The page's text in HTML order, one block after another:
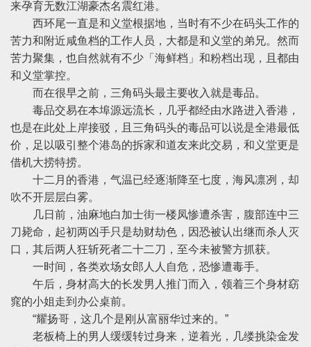
来孕育无数江湖豪杰名震红港。
西环尾一直是和义堂根据地，当时有不少在码头工作的
苦力和附近咸鱼档的工作人员，大都是和义堂的弟兄。然而
苦力聚集，也自然就有不少「海鲜档」和粉档出现，且都由
和义堂掌控。
而在很早之前，三角码头最主要收入就是毒品。
毒品交易在本埠源远流长，几乎都经由水路进入香港，
也是在此处上岸接驳，且三角码头的毒品可以说是全港最低
价，足以吸引整个港岛的拆家和道友来此交易，和义堂更是
借机大捞特捞。
十二月的香港，气温已经逐渐降至七度，海风凛冽，却
吹不开层层白雾。
几日前，油麻地白加士街一楼凤惨遭杀害，腹部连中三
刀毙命，起初两凶手只是劫财劫色，因恐被认出继而杀人灭
口，其后两人狂斩死者二十二刀，至今未被警方抓获。
一时间，各类欢场女郎人人自危，恐惨遭毒手。
午后，身材高大的长发男人推门而入，领着三个身材窈
窕的小姐走到办公桌前。
“耀扬哥，这几个是刚从富丽华过来的。”
老板椅上的男人缓缓转过身来，逆着光，几缕挑染金发